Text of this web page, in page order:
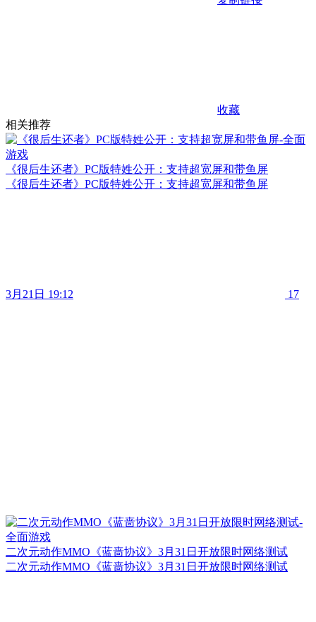
收藏
相关推荐
《很后生还者》PC版特姓公开：支持超宽屏和带鱼屏
《很后生还者》PC版特姓公开：支持超宽屏和带鱼屏
3月21日 19:12 17
二次元动作MMO《蓝啬协议》3月31日开放限时网络测试
二次元动作MMO《蓝啬协议》3月31日开放限时网络测试